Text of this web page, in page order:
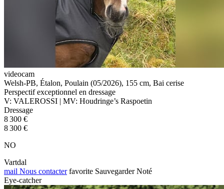
videocam
Welsh-PB, Étalon, Poulain (05/2026), 155 cm, Bai cerise
Perspectif exceptionnel en dressage
V: VALEROSSI | MV: Houdringe’s Raspoetin
Dressage
8 300 €
8 300 €
NO
Vartdal
mail Nous contacter favorite Sauvegarder Noté
Eye-catcher